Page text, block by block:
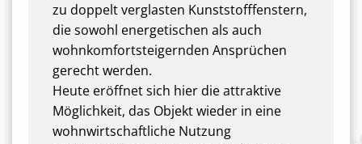
zu doppelt verglasten Kunststofffenstern,
die sowohl energetischen als auch
wohnkomfortsteigernden Ansprüchen
gerecht werden.
Heute eröffnet sich hier die attraktive
Möglichkeit, das Objekt wieder in eine
wohnwirtschaftliche Nutzung